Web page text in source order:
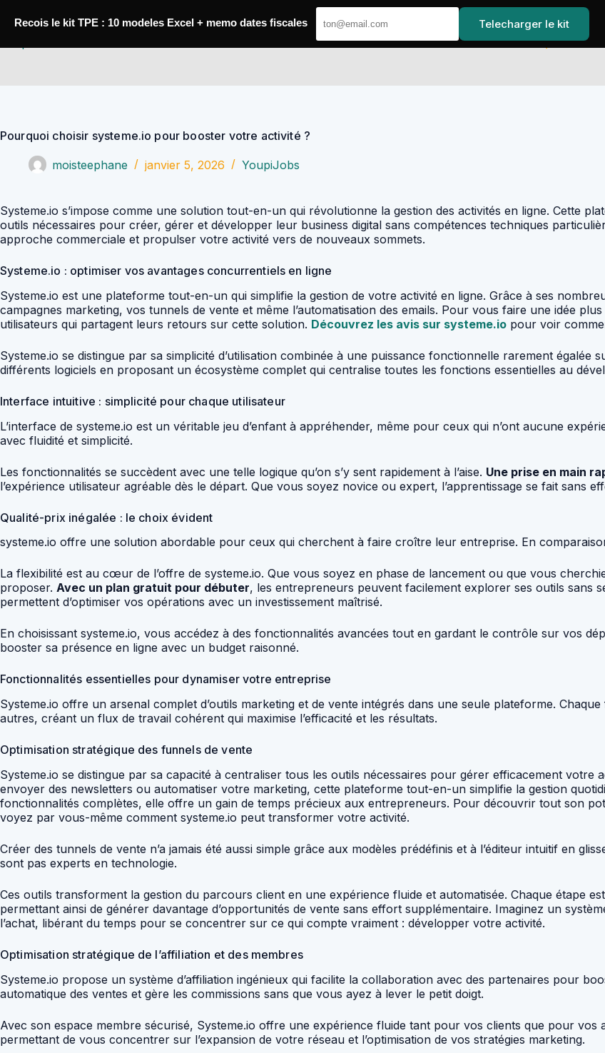
Pourquoi choisir systeme.io pour booster votre activité ?
moisteephane janvier 5, 2026 YoupiJobs
Systeme.io s’impose comme une solution tout-en-un qui révolutionne la gestion des activités en ligne. Cette
outils nécessaires pour créer, gérer et développer leur business digital sans compétences techniques
approche commerciale et propulser votre activité vers de nouveaux sommets.
Systeme.io : optimiser vos avantages concurrentiels en ligne
Systeme.io est une plateforme tout-en-un qui simplifie la gestion de votre activité en ligne. Grâce à ses
campagnes marketing, vos tunnels de vente et même l’automatisation des emails. Pour vous faire une idée
utilisateurs qui partagent leurs retours sur cette solution. Découvrez les avis sur systeme.io pour voir
Systeme.io se distingue par sa simplicité d’utilisation combinée à une puissance fonctionnelle rarement
différents logiciels en proposant un écosystème complet qui centralise toutes les fonctions essentielles au
Interface intuitive : simplicité pour chaque utilisateur
L’interface de systeme.io est un véritable jeu d’enfant à appréhender, même pour ceux qui n’ont aucune
avec fluidité et simplicité.
Les fonctionnalités se succèdent avec une telle logique qu’on s’y sent rapidement à l’aise. Une prise en main
l’expérience utilisateur agréable dès le départ. Que vous soyez novice ou expert, l’apprentissage se fait sans
Qualité-prix inégalée : le choix évident
systeme.io offre une solution abordable pour ceux qui cherchent à faire croître leur entreprise. En
La flexibilité est au cœur de l’offre de systeme.io. Que vous soyez en phase de lancement ou que vous
proposer. Avec un plan gratuit pour débuter, les entrepreneurs peuvent facilement explorer ses outils sans
permettent d’optimiser vos opérations avec un investissement maîtrisé.
En choisissant systeme.io, vous accédez à des fonctionnalités avancées tout en gardant le contrôle sur vos
booster sa présence en ligne avec un budget raisonné.
Fonctionnalités essentielles pour dynamiser votre entreprise
Systeme.io offre un arsenal complet d’outils marketing et de vente intégrés dans une seule plateforme.
autres, créant un flux de travail cohérent qui maximise l’efficacité et les résultats.
Optimisation stratégique des funnels de vente
Systeme.io se distingue par sa capacité à centraliser tous les outils nécessaires pour gérer efficacement votre
envoyer des newsletters ou automatiser votre marketing, cette plateforme tout-en-un simplifie la gestion
fonctionnalités complètes, elle offre un gain de temps précieux aux entrepreneurs. Pour découvrir tout son
voyez par vous-même comment systeme.io peut transformer votre activité.
Créer des tunnels de vente n’a jamais été aussi simple grâce aux modèles prédéfinis et à l’éditeur intuitif en
sont pas experts en technologie.
Ces outils transforment la gestion du parcours client en une expérience fluide et automatisée. Chaque étape
permettant ainsi de générer davantage d’opportunités de vente sans effort supplémentaire. Imaginez un
l’achat, libérant du temps pour se concentrer sur ce qui compte vraiment : développer votre activité.
Optimisation stratégique de l’affiliation et des membres
Systeme.io propose un système d’affiliation ingénieux qui facilite la collaboration avec des partenaires pour
automatique des ventes et gère les commissions sans que vous ayez à lever le petit doigt.
Avec son espace membre sécurisé, Systeme.io offre une expérience fluide tant pour vos clients que pour vos
permettant de vous concentrer sur l’expansion de votre réseau et l’optimisation de vos stratégies marketing.
Recois le kit TPE : 10 modeles Excel + memo dates fiscales Telecharger le kit